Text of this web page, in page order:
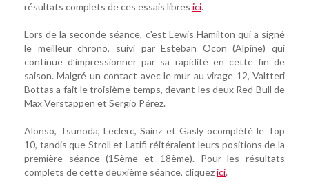
résultats complets de ces essais libres ici.
Lors de la seconde séance, c'est Lewis Hamilton qui a signé
le meilleur chrono, suivi par Esteban Ocon (Alpine) qui
continue d’impressionner par sa rapidité en cette fin de
saison. Malgré un contact avec le mur au virage 12, Valtteri
Bottas a fait le troisième temps, devant les deux Red Bull de
Max Verstappen et Sergio Pérez.
Alonso, Tsunoda, Leclerc, Sainz et Gasly ocomplété le Top
10, tandis que Stroll et Latifi réitéraient leurs positions de la
première séance (15ème et 18ème). Pour les résultats
complets de cette deuxième séance, cliquezici.